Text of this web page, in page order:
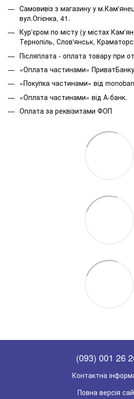
Самовивіз з магазину у
вул.Огієнка, 41.
Кур'єром по місту (у містах
Тернопіль, Слов'янськ,
Післяплата - оплата товару при
«Оплата частинами»
«Покупка частинами» від
«Оплата частинами» від А-банк.
Оплата за реквізитами ФОП
(093) 001 26
Контактна
Повна версія